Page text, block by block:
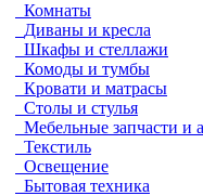
Комнаты
Диваны и кресла
Шкафы и стеллажи
Комоды и тумбы
Кровати и матрасы
Столы и стулья
Мебельные запчасти и
Текстиль
Освещение
Бытовая техника